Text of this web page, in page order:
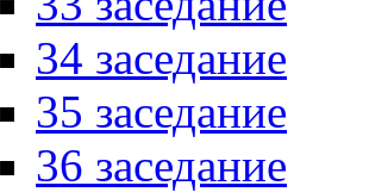
34 заседание
35 заседание
36 заседание